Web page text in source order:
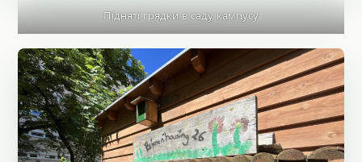
Підняті грядки в саду кампусу